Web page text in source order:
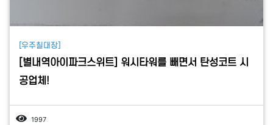
[우주칠대장]
[별내역아이파크스위트] 워시타워를 빼면서 탄성코트 시
공업체!
1997